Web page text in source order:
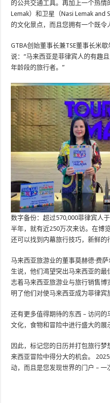
的公共交通工具。再加上一个热情
Lemak）和卫星（Nasi Lemak and
的文化景点，而且您拥有一个既令
GTBA创始董事长兼TSE董事长米
说：“马来西亚是菲律宾人的有趣
年龄段的旅行者。”
数字备份：超过570,000菲律宾人
半年，就有近250万次来访。在博
还可以找到内幕旅行技巧，新鲜的
马来西亚旅游业的董事莫赫德·费
生说，他们渴望突出马来西亚的
志着马来西亚旅游业与旅行销售
明了他们对使马来西亚成为菲律宾
还有更多值得期待的东西 – 访问
文化，食物和冒险中进行盛大的展
因此，标记您的日历并打包旅行梦
来西亚冒险中得分大的机会。
动，而且是您发现世界的门户 – 一